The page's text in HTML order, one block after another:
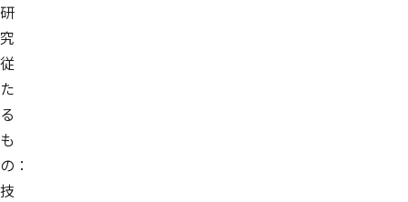
研
究
従
た
る
も
の：
技